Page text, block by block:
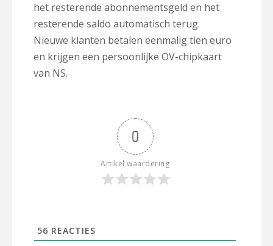
het resterende abonnementsgeld en het
resterende saldo automatisch terug.
Nieuwe klanten betalen eenmalig tien euro
en krijgen een persoonlijke OV-chipkaart
van NS.
0
Artikel waardering
56 REACTIES